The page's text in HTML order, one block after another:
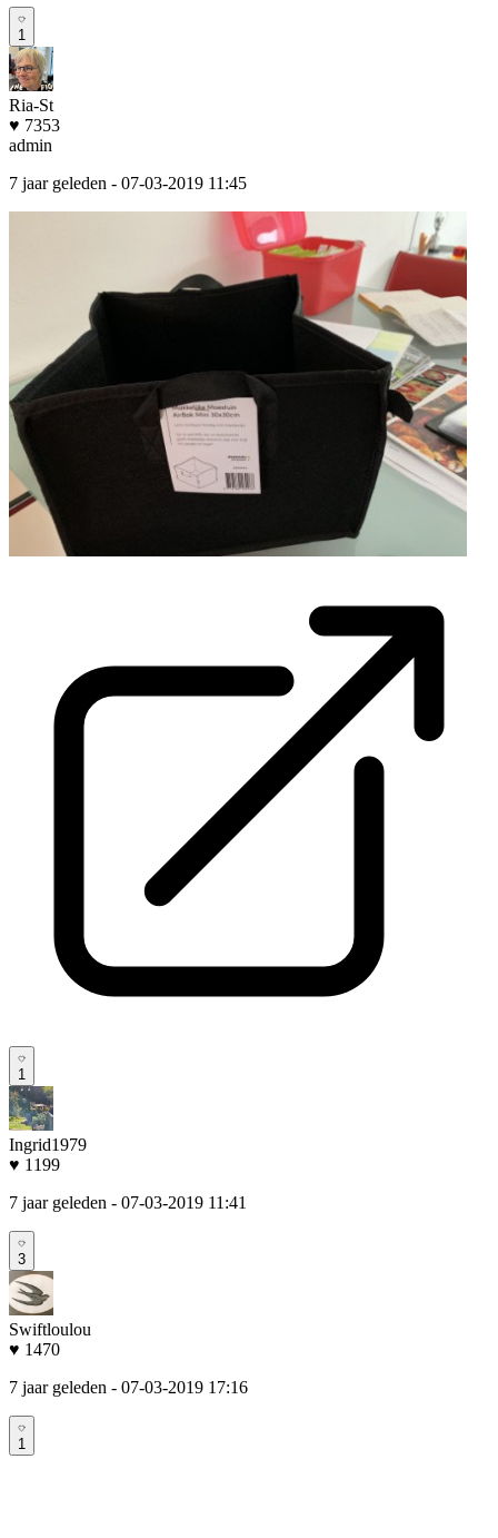
1
Ria-St
♥ 7353
admin
7 jaar geleden - 07-03-2019 11:45
1
Ingrid1979
♥ 1199
7 jaar geleden - 07-03-2019 11:41
3
Swiftloulou
♥ 1470
7 jaar geleden - 07-03-2019 17:16
1